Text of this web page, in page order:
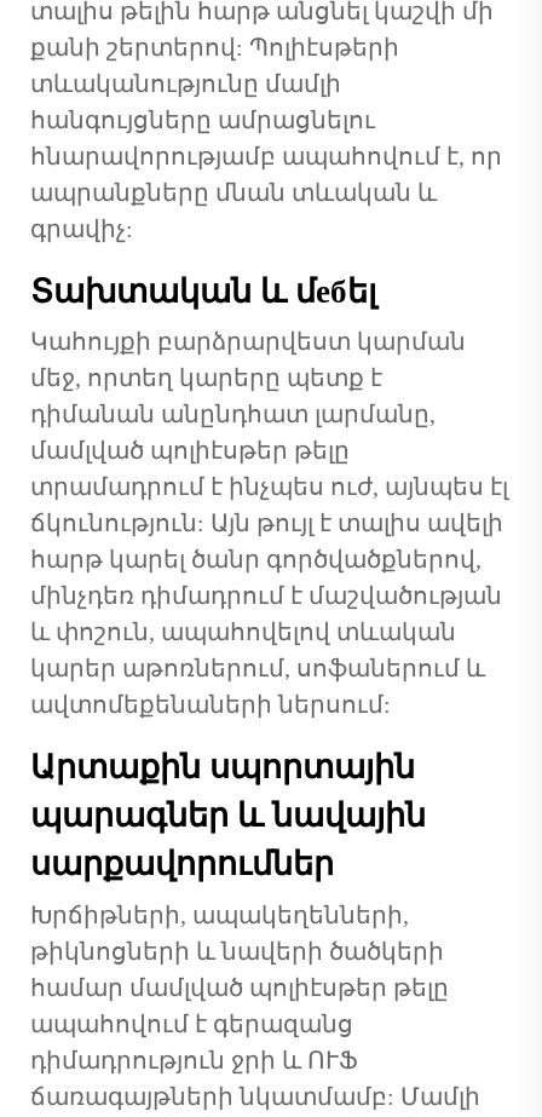
տալիս թելին հարթ անցնել կաշվի մի
քանի շերտերով: Պոլիէսթերի
տևականությունը մամլի
հանգույցները ամրացնելու
հնարավորությամբ ապահովում է, որ
ապրանքները մնան տևական և
գրավիչ:
Տախտական և մебել
Կահույքի բարձրարվեստ կարման
մեջ, որտեղ կարերը պետք է
դիմանան անընդհատ լարմանը,
մամլված պոլիէսթեր թելը
տրամադրում է ինչպես ուժ, այնպես էլ
ճկունություն: Այն թույլ է տալիս ավելի
հարթ կարել ծանր գործվածքներով,
մինչդեռ դիմադրում է մաշվածության
և փոշուն, ապահովելով տևական
կարեր աթոռներում, սոֆաներում և
ավտոմեքենաների ներսում:
Արտաքին սպորտային
պարագներ և նավային
սարքավորումներ
Խրճիթների, ապակեղենների,
թիկնոցների և նավերի ծածկերի
համար մամլված պոլիէսթեր թելը
ապահովում է գերազանց
դիմադրություն ջրի և ՈՒՖ
ճառագայթների նկատմամբ: Մամլի